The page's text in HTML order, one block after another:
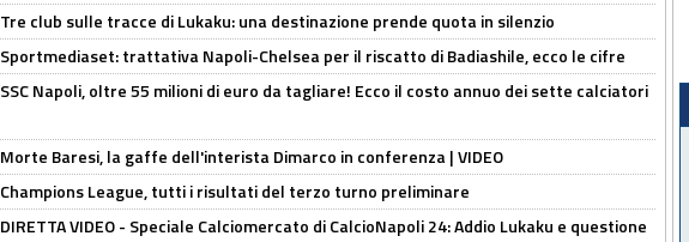
Tre club sulle tracce di Lukaku: una destinazione prende quota in silenzio
Sportmediaset: trattativa Napoli-Chelsea per il riscatto di Badiashile, ecco le cifre
SSC Napoli, oltre 55 milioni di euro da tagliare! Ecco il costo annuo dei sette calciatori
Morte Baresi, la gaffe dell'interista Dimarco in conferenza | VIDEO
Champions League, tutti i risultati del terzo turno preliminare
DIRETTA VIDEO - Speciale Calciomercato di CalcioNapoli 24: Addio Lukaku e questione